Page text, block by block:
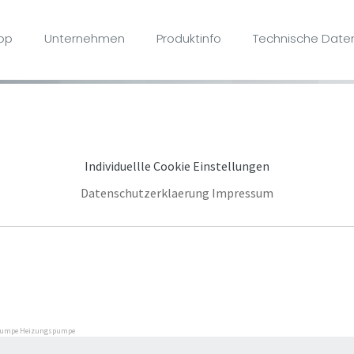
während andere uns helfen, unseren Service laufend
Individuellle Cookie Einstellungen
Datenschutzerklaerung Impressum
Unternehmen Produktinfo Technische
Heizungspumpe